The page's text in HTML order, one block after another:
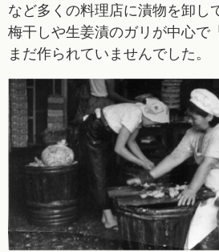
など多くの料理店に漬物を卸し
梅干しや生姜漬のガリが中心で
まだ作られていませんでした。